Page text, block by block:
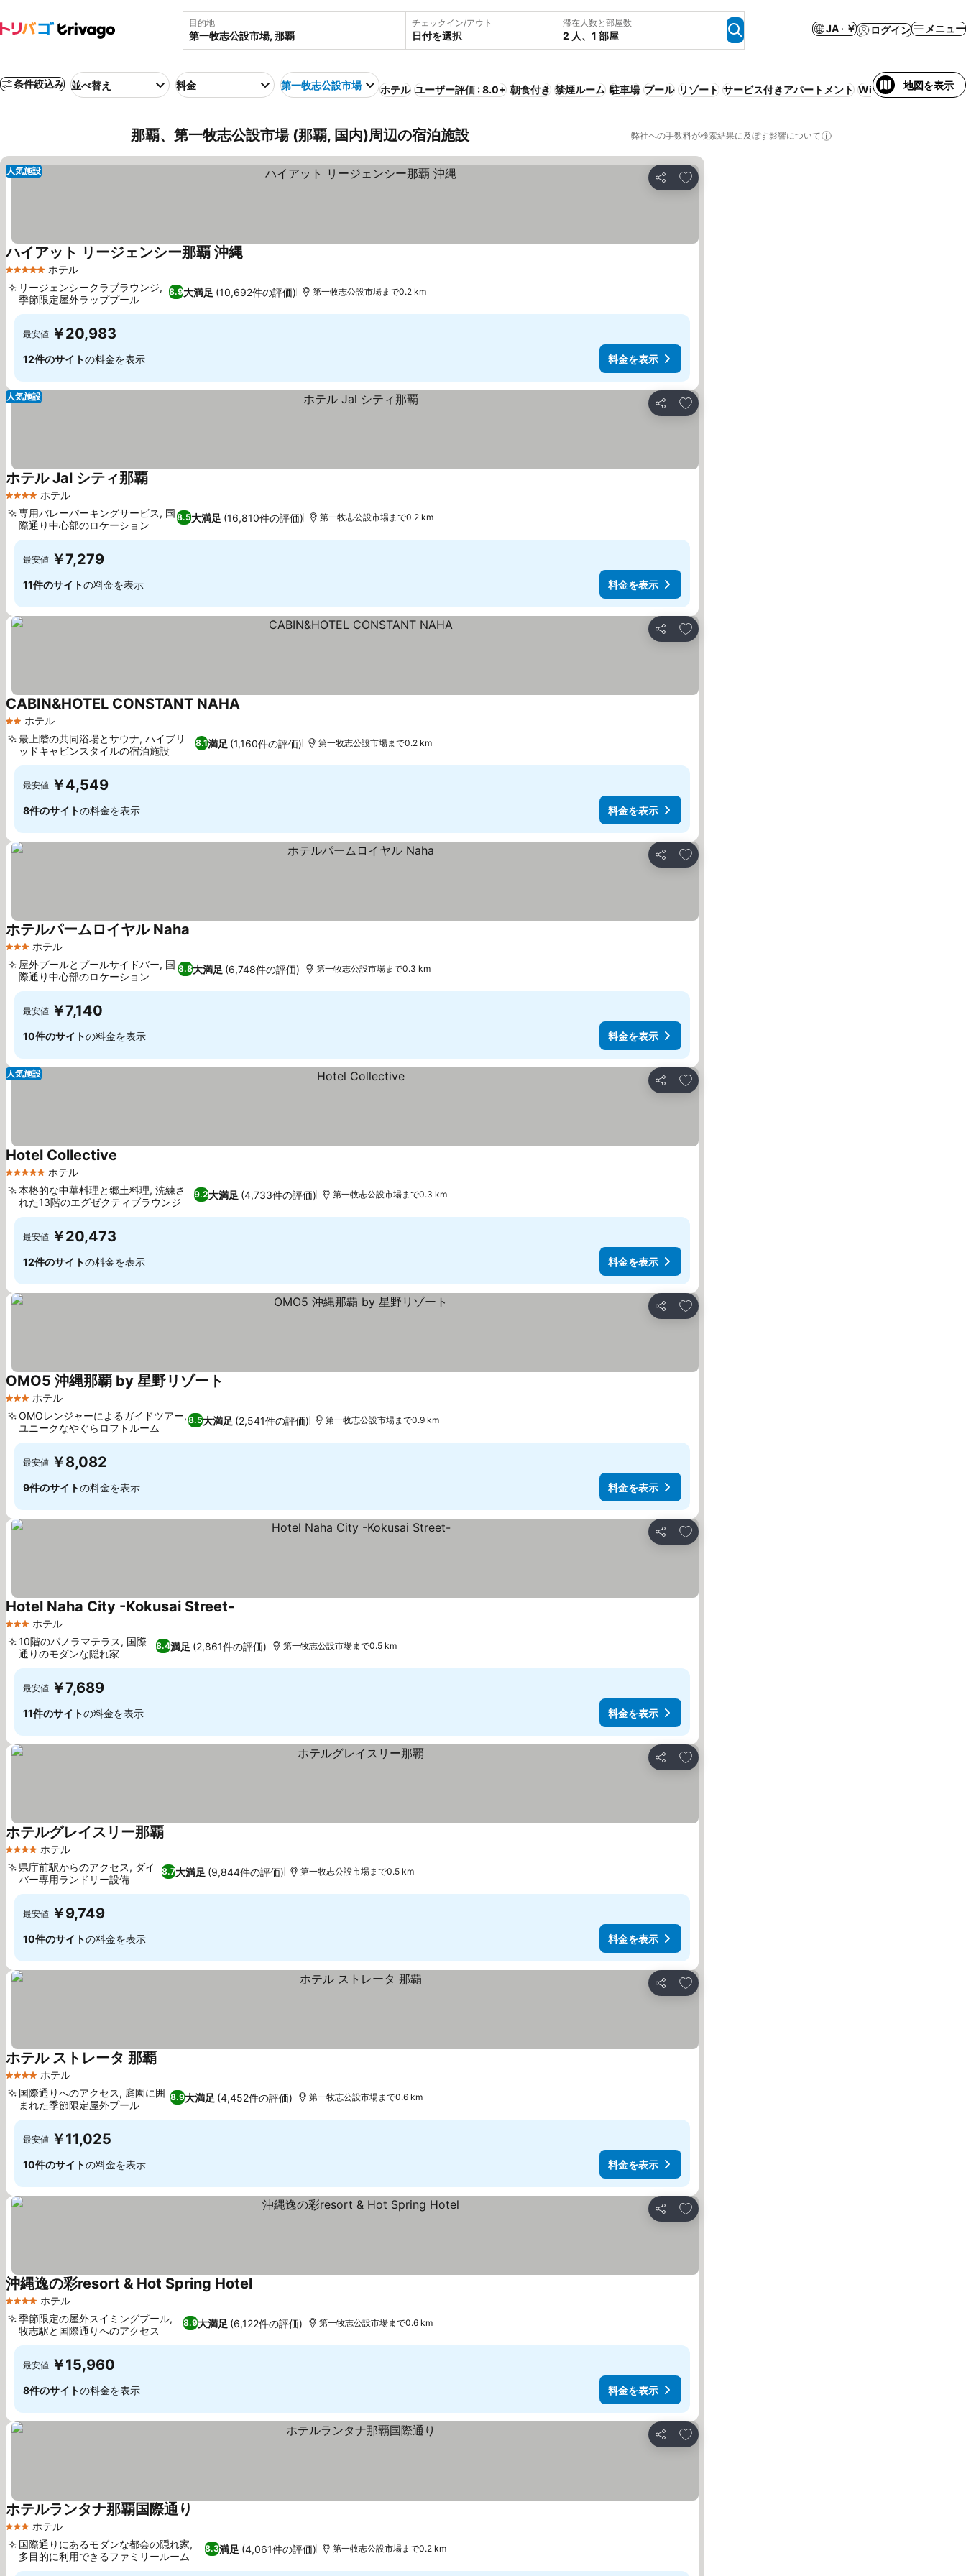
目的地 チェックイン/アウト
日付を選択
滞在人数と部屋数
2 人、1 部屋
JA · ￥ ログイン メニュー
条件絞込み 並べ替え 料金 第一牧志公設市場 ホテル ユーザー評価 : 8.0+ 朝食付き 禁煙ルーム 駐車場 プール リゾート サービス付きアパートメント WiFi 柔軟なキャンセ
地図を表示
那覇、第一牧志公設市場 (那覇, 国内)周辺の宿泊施設 弊社への手数料が検索結果に及ぼす影響について
シェア
お気に入りに追加
人気施設
5 ホテルのランク
ホテル
ハイアット リージェンシー那覇 沖縄料金を表示
8.9大満足 (10,692件の評価)
リージェンシークラブラウンジ,
季節限定屋外ラッププール
第一牧志公設市場まで0.2 km
最安値 ￥20,983
12件のサイトの料金を表示 料金を表示
シェア
お気に入りに追加
人気施設
4 ホテルのランク
ホテル
ホテル Jal シティ那覇料金を表示
8.5大満足 (16,810件の評価)
専用バレーパーキングサービス, 国
際通り中心部のロケーション
第一牧志公設市場まで0.2 km
最安値 ￥7,279
11件のサイトの料金を表示 料金を表示
シェア
お気に入りに追加
2 ホテルのランク
ホテル
CABIN&HOTEL CONSTANT NAHA料金を表示
8.1満足 (1,160件の評価)
最上階の共同浴場とサウナ, ハイブリ
ッドキャビンスタイルの宿泊施設
第一牧志公設市場まで0.2 km
最安値 ￥4,549
8件のサイトの料金を表示 料金を表示
シェア
お気に入りに追加
3 ホテルのランク
ホテル
ホテルパームロイヤル Naha
8.8大満足 (6,748件の評価)
屋外プールとプールサイドバー, 国
際通り中心部のロケーション
第一牧志公設市場まで0.3 km
最安値 ￥7,140
10件のサイトの料金を表示 料金を表示
シェア
お気に入りに追加
人気施設
5 ホテルのランク
ホテル
Hotel Collective
9.2大満足 (4,733件の評価)
本格的な中華料理と郷土料理, 洗練さ
れた13階のエグゼクティブラウンジ
第一牧志公設市場まで0.3 km
最安値 ￥20,473
12件のサイトの料金を表示 料金を表示
シェア
お気に入りに追加
3 ホテルのランク
ホテル
OMO5 沖縄那覇 by 星野リゾート
8.5大満足 (2,541件の評価)
OMOレンジャーによるガイドツアー,
ユニークなやぐらロフトルーム
第一牧志公設市場まで0.9 km
最安値 ￥8,082
9件のサイトの料金を表示 料金を表示
シェア
お気に入りに追加
3 ホテルのランク
ホテル
Hotel Naha City -Kokusai Street-
8.4満足 (2,861件の評価)
10階のパノラマテラス, 国際
通りのモダンな隠れ家
第一牧志公設市場まで0.5 km
最安値 ￥7,689
11件のサイトの料金を表示 料金を表示
シェア
お気に入りに追加
4 ホテルのランク
ホテル
ホテルグレイスリー那覇料金を表示
8.7大満足 (9,844件の評価)
県庁前駅からのアクセス, ダイ
バー専用ランドリー設備
第一牧志公設市場まで0.5 km
最安値 ￥9,749
10件のサイトの料金を表示 料金を表示
シェア
お気に入りに追加
4 ホテルのランク
ホテル
ホテル ストレータ 那覇料金を表示
8.9大満足 (4,452件の評価)
国際通りへのアクセス, 庭園に囲
まれた季節限定屋外プール
第一牧志公設市場まで0.6 km
最安値 ￥11,025
10件のサイトの料金を表示 料金を表示
シェア
お気に入りに追加
4 ホテルのランク
ホテル
沖縄逸の彩resort & Hot Spring Hotel料金を表示
8.9大満足 (6,122件の評価)
季節限定の屋外スイミングプール,
牧志駅と国際通りへのアクセス
第一牧志公設市場まで0.6 km
最安値 ￥15,960
8件のサイトの料金を表示 料金を表示
シェア
お気に入りに追加
3 ホテルのランク
ホテル
ホテルランタナ那覇国際通り
8.3満足 (4,061件の評価)
国際通りにあるモダンな都会の隠れ家,
多目的に利用できるファミリールーム
第一牧志公設市場まで0.2 km